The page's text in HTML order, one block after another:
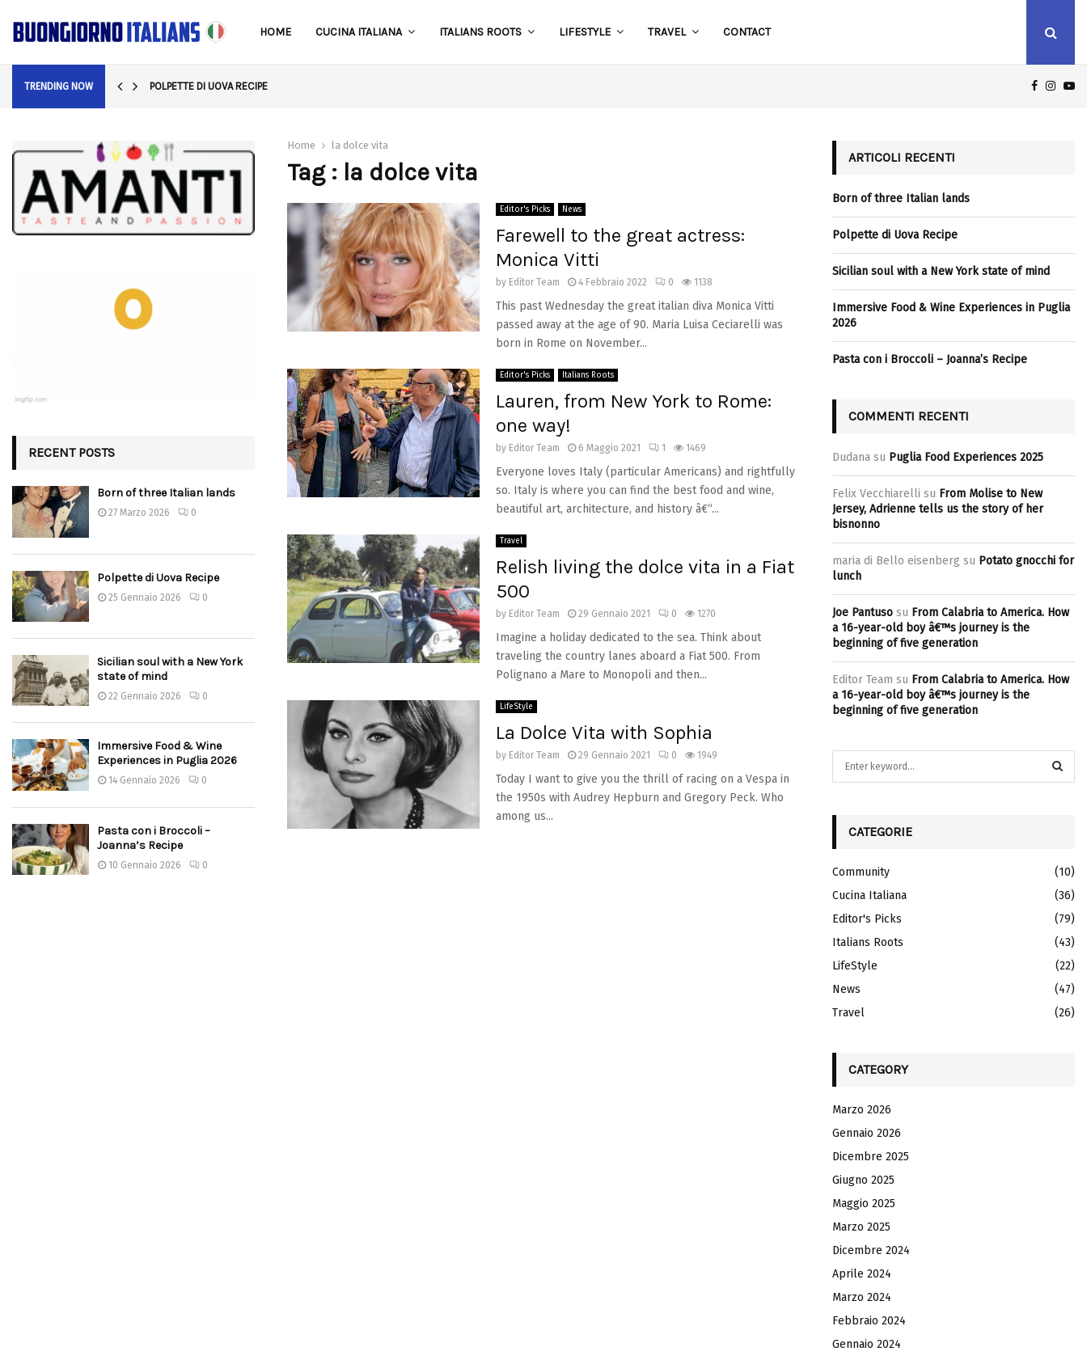
HOME CUCINA ITALIANA ITALIANS ROOTS LIFESTYLE TRAVEL CONTACT
TRENDING NOW POLPETTE DI UOVA RECIPE
Home la dolce vita
Tag : la dolce vita
Editor's Picks News
Farewell to the great actress:
Monica Vitti
by Editor Team 4 Febbraio 2022 0 1138
This past Wednesday the great italian diva Monica Vitti
passed away at the age of 90. Maria Luisa Ceciarelli was
born in Rome on November...
Editor's Picks Italians Roots
Lauren, from New York to Rome:
one way!
by Editor Team 6 Maggio 2021 1 1469
Everyone loves Italy (particular Americans) and rightfully
so. Italy is where you can find the best food and wine,
beautiful art, architecture, and history â€“...
Travel
Relish living the dolce vita in a Fiat
500
by Editor Team 29 Gennaio 2021 0 1270
Imagine a holiday dedicated to the sea. Think about
traveling the country lanes aboard a Fiat 500. From
Polignano a Mare to Monopoli and then...
LifeStyle
La Dolce Vita with Sophia
by Editor Team 29 Gennaio 2021 0 1949
Today I want to give you the thrill of racing on a Vespa in
the 1950s with Audrey Hepburn and Gregory Peck. Who
among us...
RECENT POSTS
Born of three Italian lands
27 Marzo 2026 0
Polpette di Uova Recipe
25 Gennaio 2026 0
Sicilian soul with a New York
state of mind
22 Gennaio 2026 0
Immersive Food & Wine
Experiences in Puglia 2026
14 Gennaio 2026 0
Pasta con i Broccoli –
Joanna’s Recipe
10 Gennaio 2026 0
ARTICOLI RECENTI
Born of three Italian lands
Polpette di Uova Recipe
Sicilian soul with a New York state of mind
Immersive Food & Wine Experiences in Puglia
2026
Pasta con i Broccoli – Joanna’s Recipe
COMMENTI RECENTI
Dudana su Puglia Food Experiences 2025
Felix Vecchiarelli su From Molise to New
Jersey, Adrienne tells us the story of her
bisnonno
maria di Bello eisenberg su Potato gnocchi for
lunch
Joe Pantuso su From Calabria to America. How
a 16-year-old boy â€™s journey is the
beginning of five generation
Editor Team su From Calabria to America. How
a 16-year-old boy â€™s journey is the
beginning of five generation
o
r
:
A
R
C
H
CATEGORIE
Community
(10)
Cucina Italiana
(36)
Editor's Picks
(79)
Italians Roots
(43)
LifeStyle
(22)
News
(47)
Travel
(26)
CATEGORY
Marzo 2026
Gennaio 2026
Dicembre 2025
Giugno 2025
Maggio 2025
Marzo 2025
Dicembre 2024
Aprile 2024
Marzo 2024
Febbraio 2024
Gennaio 2024